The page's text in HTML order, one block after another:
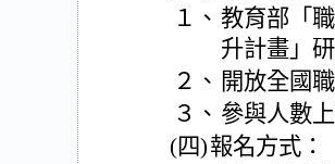
１、 教育部「
升計畫」
２、 開放全國
３、 參與人數
(四)報名方式：